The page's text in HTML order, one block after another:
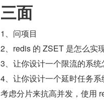
三面
1、问项目
2、redis 的 ZSET 是怎么实
3、让你设计一个限流的系统
4、让你设计一个延时任务
考虑分片来抗高并发，使用